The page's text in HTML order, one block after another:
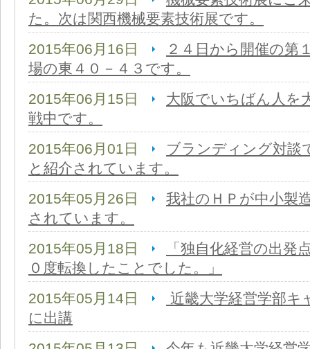
た。次は関西機械要素技術展です。
2015年06月16日
２４日から開催の第
場の東４０－４３です。
2015年06月15日
大阪でいちばん人を
戦中です。
2015年06月01日
ブランディング対談
と紹介されています。
2015年05月26日
我社のＨＰが中小製
されています。
2015年05月18日
「独自化経営の出発
０度転換したことでした。」
2015年05月14日
近畿大学経営学部キ
に出講